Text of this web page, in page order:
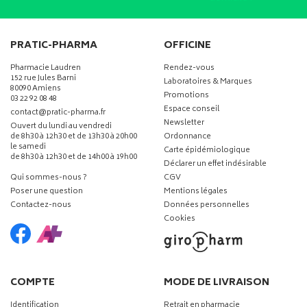
PRATIC-PHARMA
Pharmacie Laudren
152 rue Jules Barni
80090 Amiens
03 22 92 08 48
contact-
@-
pratic-pharma.fr
Ouvert du lundi au vendredi
de 8h30 à 12h30 et de 13h30 à 20h00
le samedi
de 8h30 à 12h30 et de 14h00 à 19h00
Qui sommes-nous ?
Poser une question
Contactez-nous
OFFICINE
Rendez-vous
Laboratoires & Marques
Promotions
Espace conseil
Newsletter
Ordonnance
Carte épidémiologique
Déclarer un effet indésirable
CGV
Mentions légales
Données personnelles
Cookies
COMPTE MODE DE LIVRAISON